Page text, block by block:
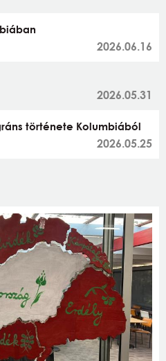
2026.06.16
2026.05.31
története Kolumbiából
2026.05.25